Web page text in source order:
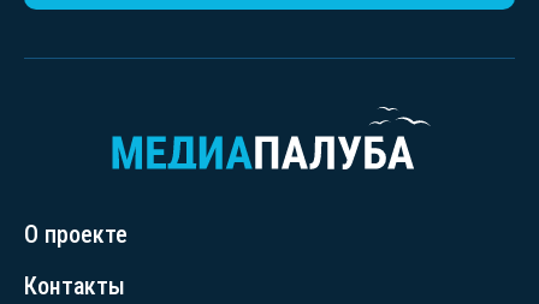
О проекте
Контакты